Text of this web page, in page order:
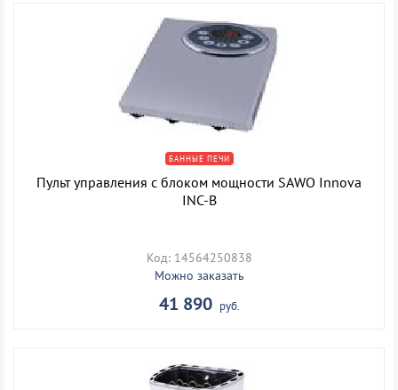
БАННЫЕ ПЕЧИ
Пульт управления с блоком мощности SAWO Innova
INC-B
Код: 14564250838
Можно заказать
41 890 руб.